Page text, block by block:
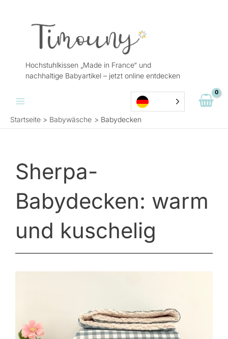
Hochstuhlkissen „Made in France“ und
nachhaltige Babyartikel – jetzt online entdecken
Startseite Babywäsche Babydecken
Sherpa-
Babydecken: warm
und kuschelig